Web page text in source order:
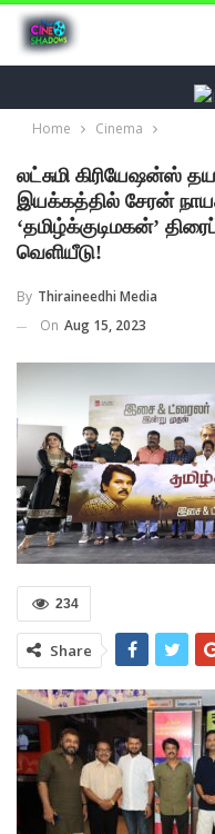
Home Cinema
லட்சுமி கிரியேஷன்ஸ்
இயக்கத்தில் சேரன்
‘தமிழ்க்குடிமகன்’
வெளியீடு!
By Thiraineedhi Media
On Aug 15, 2023
234
Share